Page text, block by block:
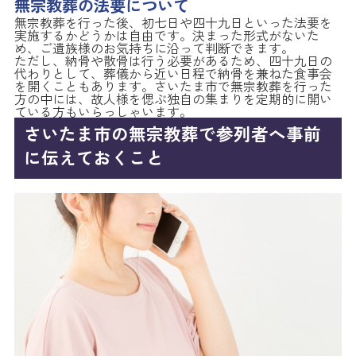
無宗教葬を行った後、初七日や四十九日といった法要を
実施するかどうかは自由です。決まった形式がないた
め、ご遺族様のお気持ちに沿って判断できます。
ただし、納骨や散骨は行う必要があるため、四十九日の
代わりとして、葬儀から近い日程で納骨を兼ねた食事会
を開くこともあります。さいたま市で無宗教葬を行った
方の中には、故人様を偲ぶ独自の集まりを定期的に開い
ている方もいらっしゃいます。
さいたま市の無宗教葬で参列者へ事前
に伝えておくこと